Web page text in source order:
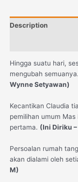
Description
Hingga suatu hari,
mengubah semuanya.
Wynne Setyawan)
Kecantikan Claudia
pemilihan umum
pertama. (Ini Diriku
Persoalan rumah
akan dialami oleh
M)